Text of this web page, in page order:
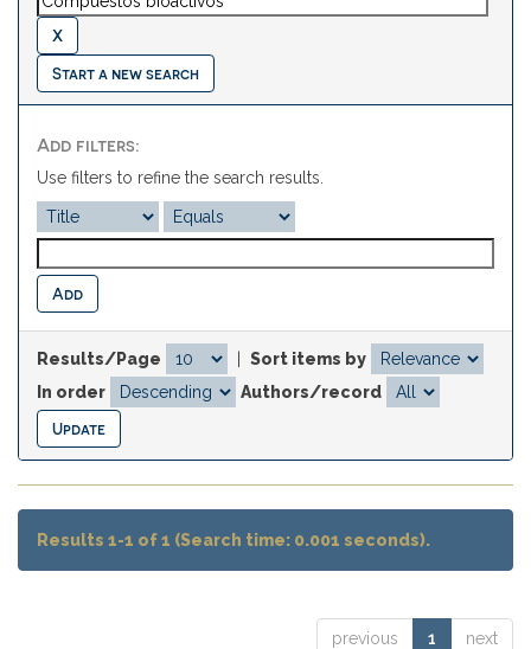
Start a new search
Add filters:
Use filters to refine the search results.
Results/Page
Sort items by
In order
Authors/record
Results 1-1 of 1 (Search time: 0.001 seconds).
previous 1 next